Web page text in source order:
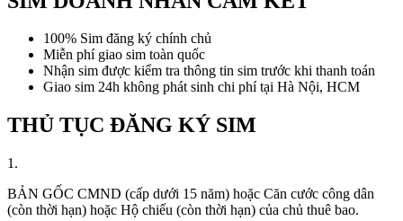
100% Sim đăng ký chính chủ
Miễn phí giao sim toàn quốc
Nhận sim được kiểm tra thông tin sim trước khi thanh toán
Giao sim 24h không phát sinh chi phí tại Hà Nội, HCM
THỦ TỤC ĐĂNG KÝ SIM
1.
BẢN GỐC CMND (cấp dưới 15 năm) hoặc Căn cước công dân
(còn thời hạn) hoặc Hộ chiếu (còn thời hạn) của chủ thuê bao.